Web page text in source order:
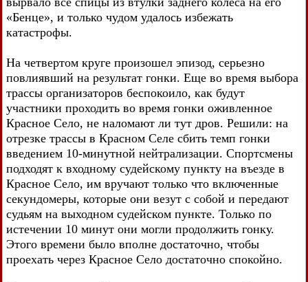
«Бенце», и только чудом удалось избежать
катастрофы.
На четвертом круге произошел эпизод, серьезно
повлиявший на результат гонки. Еще во время выбора
трассы организаторов беспокоило, как будут
участники проходить во время гонки оживленное
Красное Село, не наломают ли тут дров. Решили: на
отрезке трассы в Красном Селе сбить темп гонки
введением 10-минутной нейтрализации. Спортсмены
подходят к входному судейскому пункту на въезде в
Красное Село, им вручают только что включенные
секундомеры, которые они везут с собой и передают
судьям на выходном судейском пункте. Только по
истечении 10 минут они могли продолжить гонку.
Этого времени было вполне достаточно, чтобы
проехать через Красное Село достаточно спокойно.